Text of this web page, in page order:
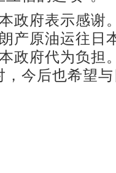
府表示感谢
产原油运往日
政府代为负担
，今后也希望